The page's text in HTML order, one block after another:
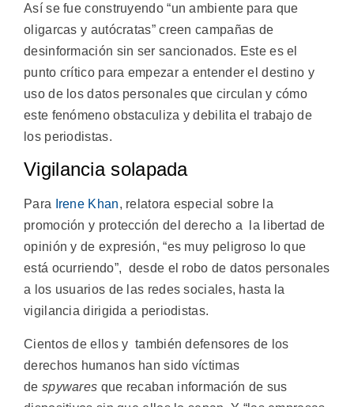
Así se fue construyendo “un ambiente para que
oligarcas y autócratas” creen campañas de
desinformación sin ser sancionados. Este es el
punto crítico para empezar a entender el destino y
uso de los datos personales que circulan y cómo
este fenómeno obstaculiza y debilita el trabajo de
los periodistas.
Vigilancia solapada
Para Irene Khan, relatora especial sobre la
promoción y protección del derecho a la libertad de
opinión y de expresión, “es muy peligroso lo que
está ocurriendo”, desde el robo de datos personales
a los usuarios de las redes sociales, hasta la
vigilancia dirigida a periodistas.
Cientos de ellos y también defensores de los
derechos humanos han sido víctimas
de spywares que recaban información de sus